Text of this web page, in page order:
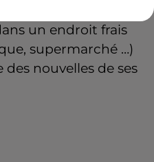
un endroit frais
supermarché …)
nouvelles de ses